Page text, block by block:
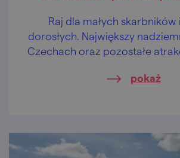
Raj dla małych skarbników
dorosłych. Największy
Czechach oraz pozostałe
pokaż